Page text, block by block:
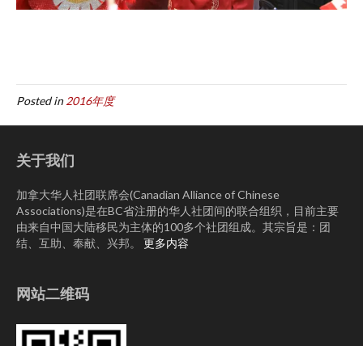
Posted in2016年度
关于我们
加拿大华人社团联席会(Canadian Alliance of Chinese
Associations)是在BC省注册的华人社团间的联合组织，目前主要
由来自中国大陆移民为主体的100多个社团组成。其宗旨是：团
结、互助、奉献、兴邦。 更多内容
网站二维码